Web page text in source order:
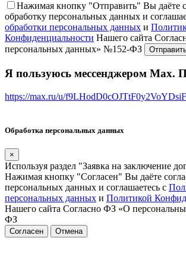
Нажимая кнопку "Отправить" Вы даёте
обработку персональных данных и
обработки персональных данных и
Конфиденциальности Нашего сайта
персональных данных» №152-ФЗ
Я пользуюсь мессенджером Max.
https://max.ru/u/
Обработка персональных данных
×
Используя раздел "Заявка на заключение
Нажимая кнопку "Согласен" Вы даёте
персональных данных и соглашаетесь с
персональных данных и Политикой
Нашего сайта Согласно ФЗ «О
ФЗ
Согласен Отмена